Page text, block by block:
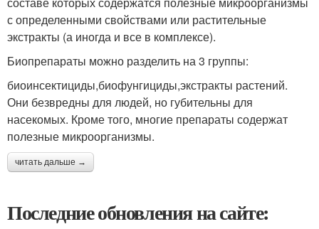
с определенными свойствами или растительные
экстракты (а иногда и все в комплексе).
Биопрепараты можно разделить на 3 группы:
биоинсектициды,биофунгициды,экстракты растений.
Они безвредны для людей, но губительны для
насекомых. Кроме того, многие препараты содержат
полезные микроорганизмы.
читать дальше →
Последние обновления на сайте: